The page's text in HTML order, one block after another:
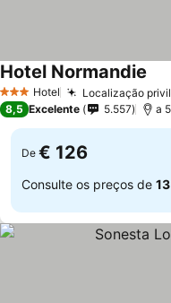
3 EstrelasHotel Localização
Hotel Normandie
8,5 Excelente 5.557 a
De € 126
Consulte os preços de